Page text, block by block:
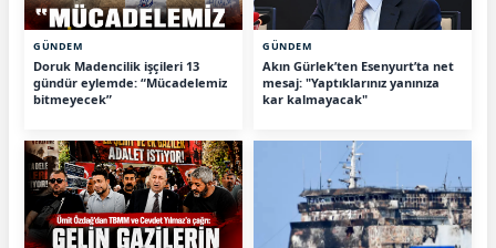
GÜNDEM
Doruk Madencilik işçileri 13
gündür eylemde: “Mücadelemiz
bitmeyecek”
GÜNDEM
Akın Gürlek’ten Esenyurt’ta net
mesaj: "Yaptıklarınız yanınıza
kar kalmayacak"